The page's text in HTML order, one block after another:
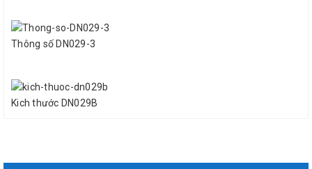
Thông số DN029-3
Kich thước DN029B